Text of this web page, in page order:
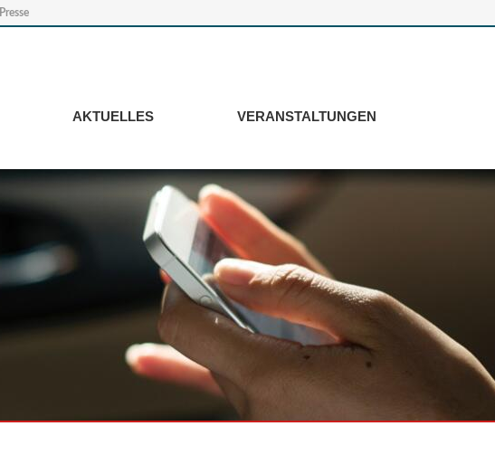
Presse
AKTUELLES VERANSTALTUNGEN